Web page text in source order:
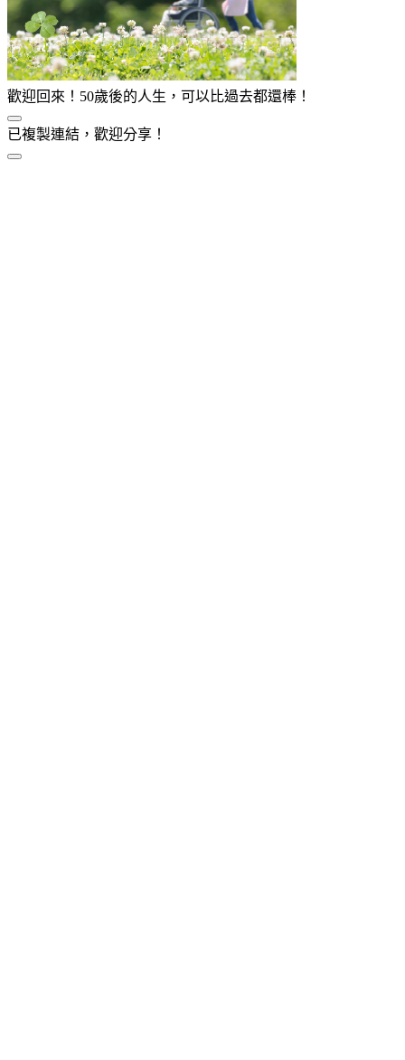
歡迎回來！50歲後的人生，可以比過去都還棒！
已複製連結，歡迎分享！